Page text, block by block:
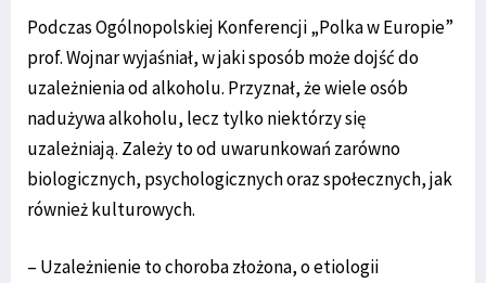
Podczas Ogólnopolskiej Konferencji „Polka w Europie”
prof. Wojnar wyjaśniał, w jaki sposób może dojść do
uzależnienia od alkoholu. Przyznał, że wiele osób
nadużywa alkoholu, lecz tylko niektórzy się
uzależniają. Zależy to od uwarunkowań zarówno
biologicznych, psychologicznych oraz społecznych, jak
również kulturowych.
– Uzależnienie to choroba złożona, o etiologii